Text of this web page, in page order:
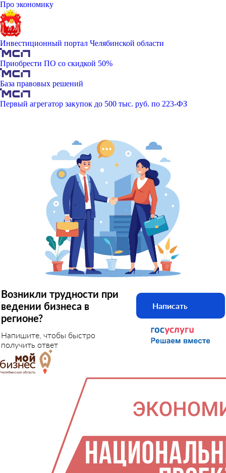
Про экономику
Инвестиционный портал Челябинской области
Приобрести ПО со скидкой 50%
База правовых решений
Первый агрегатор закупок до 500 тыс. руб. по 223-ФЗ
Возникли трудности при
ведении бизнеса в
регионе?
Напишите, чтобы быстро
получить ответ
Написать